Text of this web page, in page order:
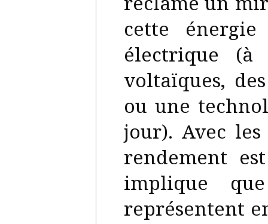
cette
électrique (à
voltaïques,
ou une
jour). Avec les
rendement
implique
représentent